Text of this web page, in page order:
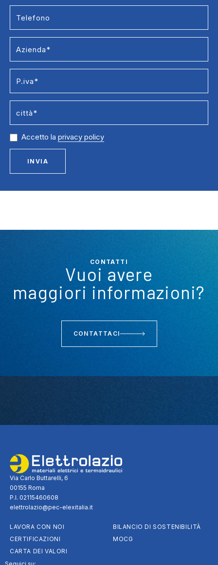
Accetto la privacy policy
INVIA
CONTATTI
Vuoi avere
maggiori informazioni?
CONTATTACI
Via Carlo Buttarelli, 6
00155 Roma
P.I. 02115460608
elettrolazio@pec-elexitalia.it
LAVORA CON NOI
CERTIFICAZIONI
CARTA DEI VALORI
BILANCIO DI SOSTENIBILITÀ
MOCG